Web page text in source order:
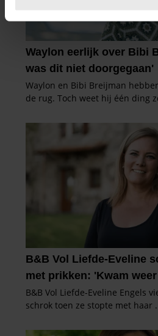
intrekken in de Cookieverklaring.
We gebruiken cookies om
personaliseren, om functies voor
informatie over uw gebruik van
partners kunnen deze gegevens
informatie die u aan ze heeft
verzameld op basis van uw
gaat akkoord met onze cookies